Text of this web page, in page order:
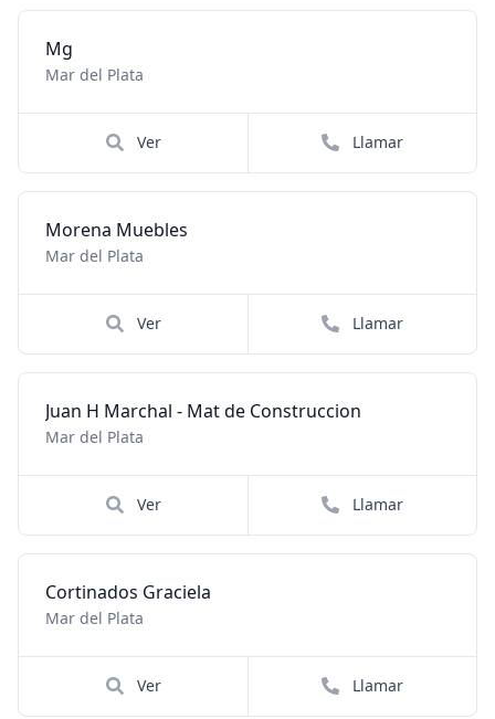
Mg
Mar del Plata
Ver Llamar
Morena Muebles
Mar del Plata
Ver Llamar
Juan H Marchal - Mat de Construccion
Mar del Plata
Ver Llamar
Cortinados Graciela
Mar del Plata
Ver Llamar